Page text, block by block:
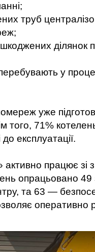
труб
ділянок
у
уже
того, 71%
експлуатації.
працює зі
опрацьовано 49
та 63 —
оперативно